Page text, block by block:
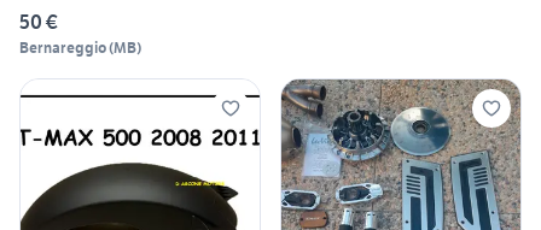
50 €
Bernareggio(MB)